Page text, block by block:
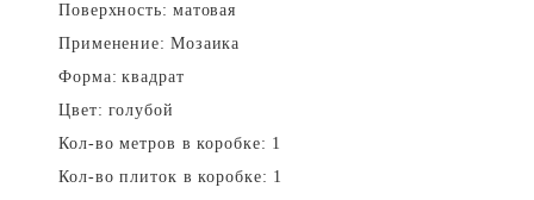
Поверхность: матовая
Применение: Мозаика
Форма: квадрат
Цвет: голубой
Кол-во метров в коробке: 1
Кол-во плиток в коробке: 1